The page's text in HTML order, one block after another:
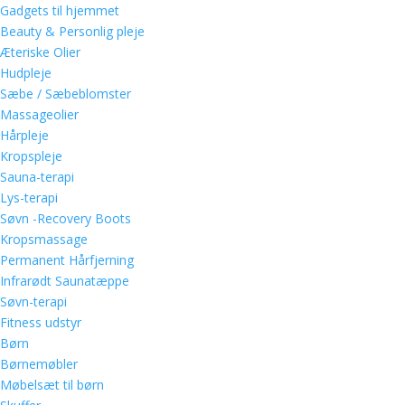
Gadgets til hjemmet
Beauty & Personlig pleje
Æteriske Olier
Hudpleje
Sæbe / Sæbeblomster
Massageolier
Hårpleje
Kropspleje
Sauna-terapi
Lys-terapi
Søvn -Recovery Boots
Kropsmassage
Permanent Hårfjerning
Infrarødt Saunatæppe
Søvn-terapi
Fitness udstyr
Børn
Børnemøbler
Møbelsæt til børn